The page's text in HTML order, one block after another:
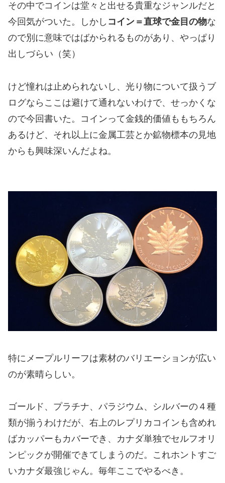
その中でコインは堂々と出せる貴重なジャンルだと
今回気がついた。しかし コイン＝直球で金目の物な
ので別に意味ではばかられるものがあり、やっぱり
出しづらい（笑）
けど憧れは止められないし、光り物について扱うブ
ログならここは避けて通れないわけで、せっかくな
ので今回書いた。コインって金銭的価値ももちろん
あるけど、それ以上に金属工芸とか鉱物標本の見地
からも興味深いんだよね。
特にメープルリーフは素材のバリエーションが広い
のが素晴らしい。
ゴールド、プラチナ、パラジウム、シルバーの４種
類が揃うわけだが、右上のレプリカコインも含めれ
ばカッパーもカバーでき、カナダ単独でセルフオリ
ンピックが開催できてしまうのだ。これホントすご
いカナダ最強じゃん。毎年ここでやるべき。